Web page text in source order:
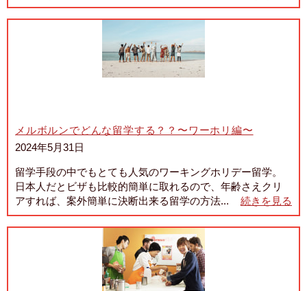
メルボルンでどんな留学する？？〜ワーホリ編〜
2024年5月31日
留学手段の中でもとても人気のワーキングホリデー留学。
日本人だとビザも比較的簡単に取れるので、年齢さえクリ
アすれば、案外簡単に決断出来る留学の方法...
続きを見る